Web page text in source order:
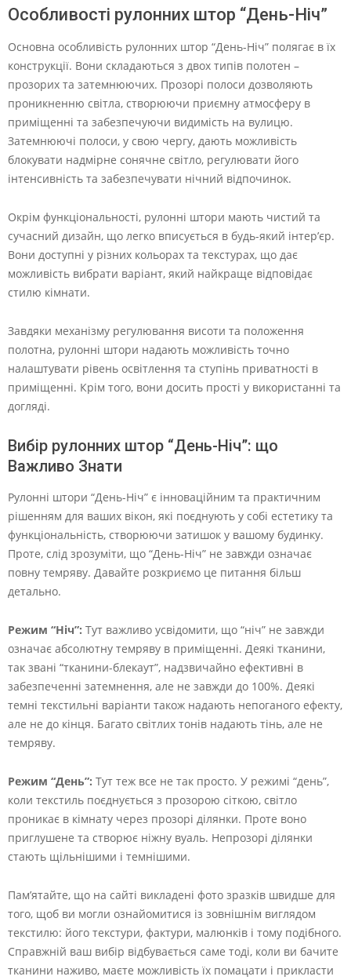
Особливості рулонних штор “День-Ніч”
Основна особливість рулонних штор “День-Ніч” полягає в їх
конструкції. Вони складаються з двох типів полотен –
прозорих та затемнюючих. Прозорі полоси дозволяють
проникненню світла, створюючи приємну атмосферу в
приміщенні та забезпечуючи видимість на вулицю.
Затемнюючі полоси, у свою чергу, дають можливість
блокувати надмірне сонячне світло, регулювати його
інтенсивність та забезпечувати нічний відпочинок.
Окрім функціональності, рулонні штори мають чистий та
сучасний дизайн, що легко вписується в будь-який інтер’єр.
Вони доступні у різних кольорах та текстурах, що дає
можливість вибрати варіант, який найкраще відповідає
стилю кімнати.
Завдяки механізму регулювання висоти та положення
полотна, рулонні штори надають можливість точно
налаштувати рівень освітлення та ступінь приватності в
приміщенні. Крім того, вони досить прості у використанні та
догляді.
Вибір рулонних штор “День-Ніч”: що
Важливо Знати
Рулонні штори “День-Ніч” є інноваційним та практичним
рішенням для ваших вікон, які поєднують у собі естетику та
функціональність, створюючи затишок у вашому будинку.
Проте, слід зрозуміти, що “День-Ніч” не завжди означає
повну темряву. Давайте розкриємо це питання більш
детально.
Режим “Ніч”: Тут важливо усвідомити, що “ніч” не завжди
означає абсолютну темряву в приміщенні. Деякі тканини,
так звані “тканини-блекаут”, надзвичайно ефективні в
забезпеченні затемнення, але не завжди до 100%. Деякі
темні текстильні варіанти також надають непоганого ефекту,
але не до кінця. Багато світлих тонів надають тінь, але не
темряву.
Режим “День”: Тут теж все не так просто. У режимі “день”,
коли текстиль поєднується з прозорою сіткою, світло
проникає в кімнату через прозорі ділянки. Проте воно
приглушене та створює ніжну вуаль. Непрозорі ділянки
стають щільнішими і темнішими.
Пам’ятайте, що на сайті викладені фото зразків швидше для
того, щоб ви могли ознайомитися із зовнішнім виглядом
текстилю: його текстури, фактури, малюнків і тому подібного.
Справжній ваш вибір відбувається саме тоді, коли ви бачите
тканини наживо, маєте можливість їх помацати і прикласти